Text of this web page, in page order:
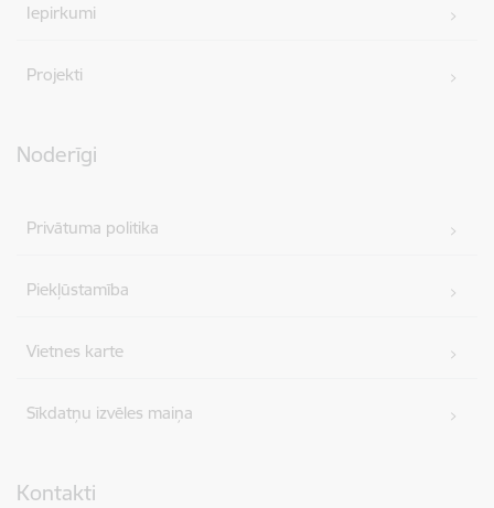
Iepirkumi
Projekti
Noderīgi
Privātuma politika
Piekļūstamība
Vietnes karte
Sīkdatņu izvēles maiņa
Kontakti